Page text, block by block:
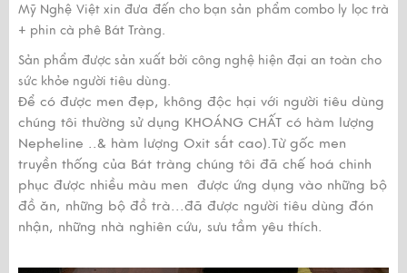
Mỹ Nghệ Việt xin đưa đến cho bạn sản phẩm combo ly lọc trà
+ phin cà phê Bát Tràng.
Sản phẩm được sản xuất bởi công nghệ hiện đại an toàn cho
sức khỏe người tiêu dùng.
Để có được men đẹp, không độc hại với người tiêu dùng
chúng tôi thường sử dụng KHOÁNG CHẤT có hàm lượng
Nepheline ..& hàm lượng Oxit sắt cao).Từ gốc men
truyền thống của Bát tràng chúng tôi đã chế hoá chinh
phục được nhiều màu men được ứng dụng vào những bộ
đồ ăn, những bộ đồ trà...đã được người tiêu dùng đón
nhận, những nhà nghiên cứu, sưu tầm yêu thích.